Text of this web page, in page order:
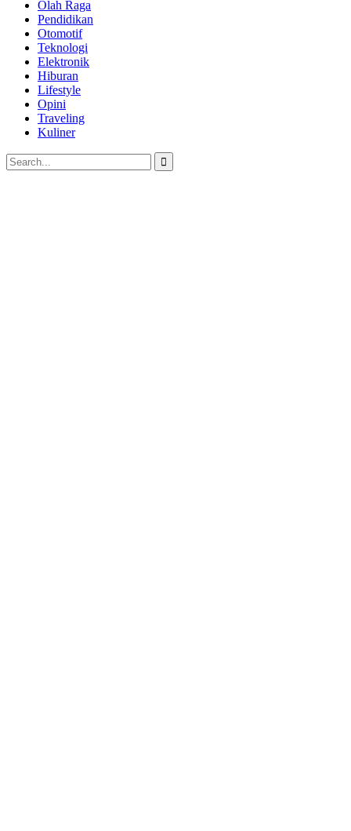
Olah Raga
Pendidikan
Otomotif
Teknologi
Elektronik
Hiburan
Lifestyle
Opini
Traveling
Kuliner